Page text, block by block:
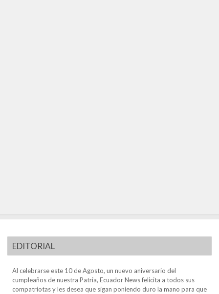
EDITORIAL
Al celebrarse este 10 de Agosto, un nuevo aniversario del
cumpleaños de nuestra Patria, Ecuador News felicita a todos sus
compatriotas y les desea que sigan poniendo duro la mano para que